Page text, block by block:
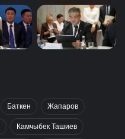
Баткен Жапаров
Камчыбек Ташиев